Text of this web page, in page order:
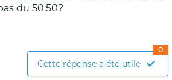
du 50:50?
Cette réponse a été utile
0